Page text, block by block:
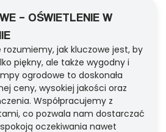
– OŚWIETLENIE W
rozumiemy, jak kluczowe jest, by
piękny, ale także wygodny i
ogrodowe to doskonała
ceny, wysokiej jakości oraz
Współpracujemy z
co pozwala nam dostarczać
oczekiwania nawet